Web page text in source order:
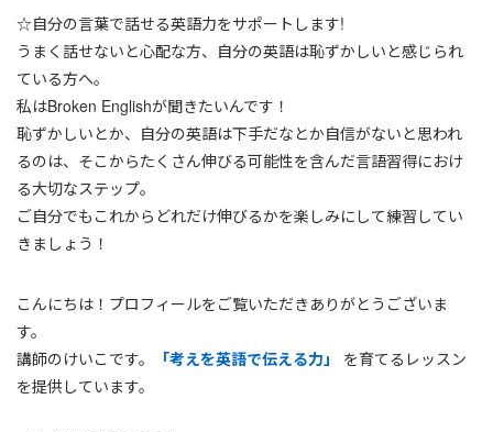
☆自分の言葉で話せる英語力をサポートします!
うまく話せないと心配な方、自分の英語は恥ずかしいと感じられ
ている方へ。
私はBroken Englishが聞きたいんです！
恥ずかしいとか、自分の英語は下手だなとか自信がないと思われ
るのは、そこからたくさん伸びる可能性を含んだ言語習得におけ
る大切なステップ。
ご自分でもこれからどれだけ伸びるかを楽しみにして練習してい
きましょう！
こんにちは！プロフィールをご覧いただきありがとうございま
す。
講師のけいこです。
「考えを英語で伝える力」
を育てるレッスン
を提供しています。